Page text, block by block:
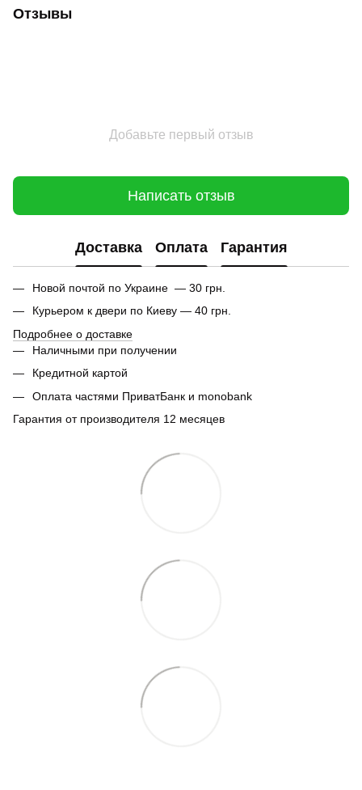
Отзывы
Добавьте первый отзыв
Написать отзыв
Доставка Оплата Гарантия
Новой почтой по Украине — 30 грн.
Курьером к двери по Киеву — 40 грн.
Подробнее о доставке
Наличными при получении
Кредитной картой
Оплата частями ПриватБанк и monobank
Гарантия от производителя 12 месяцев